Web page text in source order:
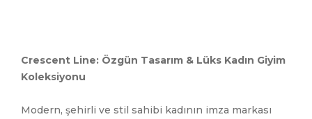
Crescent Line: Özgün Tasarım & Lüks Kadın Giyim
Koleksiyonu
Modern, şehirli ve stil sahibi kadının imza markası